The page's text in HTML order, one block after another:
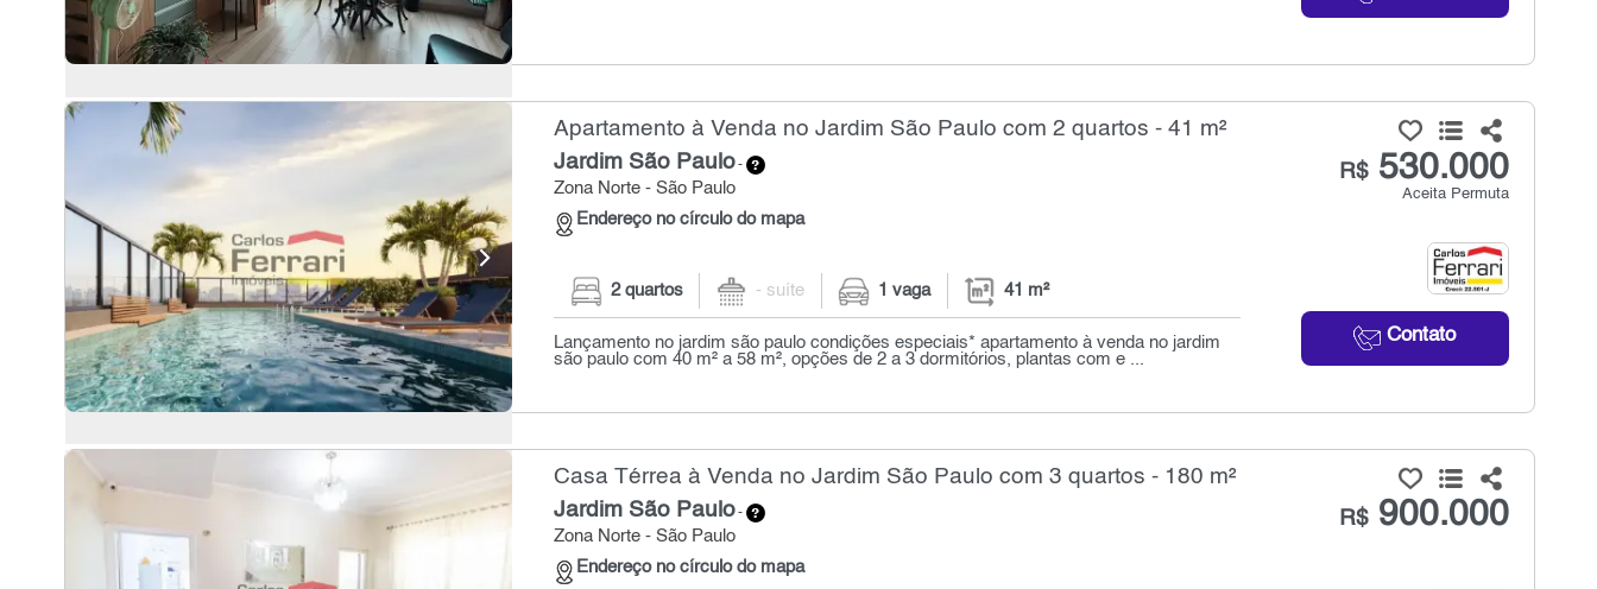
Apartamento à Venda no Jardim São Paulo com 2 quartos - 41 m²
Jardim São Paulo-
Zona Norte - São Paulo
Endereço no círculo do mapa
R$530.000
Aceita Permuta
Contato
2 quartos - suíte 1 vaga 41 m²
Lançamento no jardim são paulo condições especiais* apartamento à venda no jardim
são paulo com 40 m² a 58 m², opções de 2 a 3 dormitórios, plantas com e ...
Casa Térrea à Venda no Jardim São Paulo com 3 quartos - 180 m²
Jardim São Paulo-
Zona Norte - São Paulo
Endereço no círculo do mapa
R$900.000